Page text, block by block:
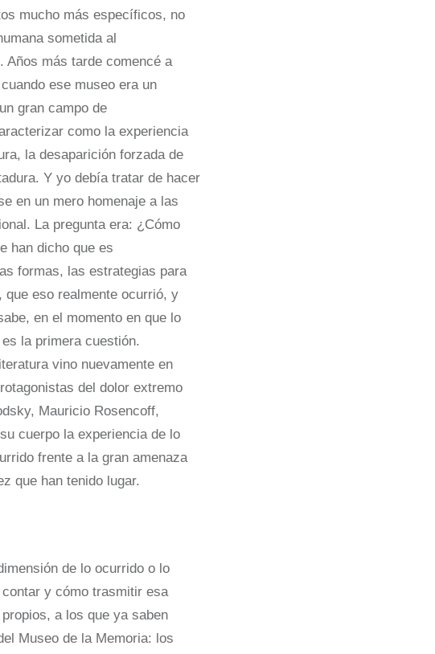
mucho más específicos, no
sometida al
Años más tarde comencé a
ese museo era un
gran campo de
como la experiencia
la desaparición forzada de
Y yo debía tratar de hacer
en un mero homenaje a las
La pregunta era: ¿Cómo
han dicho que es
formas, las estrategias para
eso realmente ocurrió, y
en el momento en que lo
la primera cuestión.
vino nuevamente en
del dolor extremo
Mauricio Rosencoff,
cuerpo la experiencia de lo
frente a la gran amenaza
que han tenido lugar.
de lo ocurrido o lo
y cómo trasmitir esa
a los que ya saben
Museo de la Memoria: los